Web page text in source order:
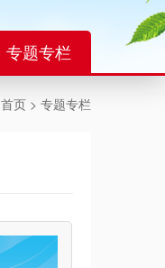
专题专栏
首页 > 专题专栏